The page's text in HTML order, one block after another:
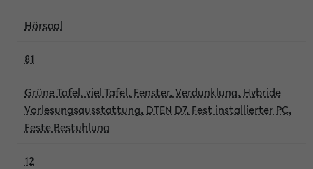
Hörsaal
81
Grüne Tafel, viel Tafel, Fenster, Verdunklung, Hybride
Vorlesungsausstattung, DTEN D7, Fest installierter PC,
Feste Bestuhlung
12